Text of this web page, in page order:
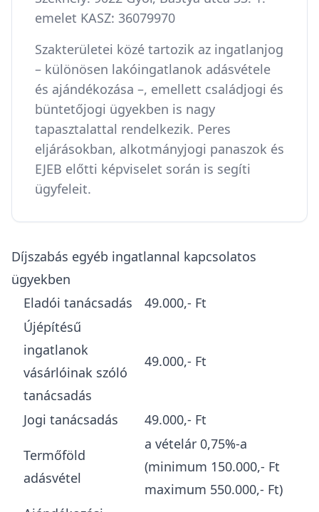
emelet KASZ: 36079970
Szakterületei közé tartozik az ingatlanjog
– különösen lakóingatlanok adásvétele
és ajándékozása –, emellett családjogi és
büntetőjogi ügyekben is nagy
tapasztalattal rendelkezik. Peres
eljárásokban, alkotmányjogi panaszok és
EJEB előtti képviselet során is segíti
ügyfeleit.
Díjszabás egyéb ingatlannal kapcsolatos
ügyekben
Eladói tanácsadás
49.000,- Ft
Újépítésű
ingatlanok
vásárlóinak szóló
tanácsadás
49.000,- Ft
Jogi tanácsadás 49.000,- Ft
Termőföld
adásvétel
a vételár 0,75%-a
(minimum 150.000,- Ft
maximum 550.000,- Ft)